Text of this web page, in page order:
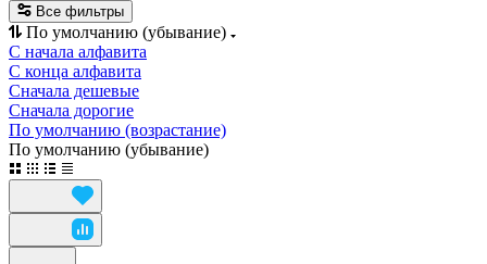
Все фильтры
По умолчанию (убывание)
С начала алфавита
С конца алфавита
Сначала дешевые
Сначала дорогие
По умолчанию (возрастание)
По умолчанию (убывание)